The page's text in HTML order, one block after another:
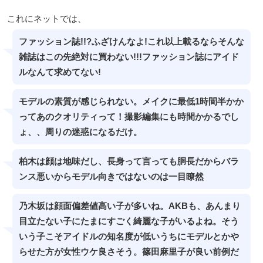
これにネットでは、
ファッション誌!!?ふざけんなよ!これ以上載るならそんな
雑誌はこの先絶対に買わない!!!ファッション誌にアイド
ルなんて求めてない!
モデルの素質が感じられない。メイクに最低1時間半かか
ってあのクオリティって！撮影編集にも時間かかるでし
ょ、、周りの迷惑になるだけ。
柏木は顔は地味だし、長身って言っても胴長だからバラ
ンス悪いからモデル向きではないのは一目瞭然
乃木坂は顔面偏差値高い子が多いね。AKBも、あんまり
目立たない子にたまにすごく綺麗な子がいるよね。そう
いう子こそアイドルの知名度が低いうちにモデルとかや
らせた方が女性ウケ良さそう。篠田麻里子が良い前例だ